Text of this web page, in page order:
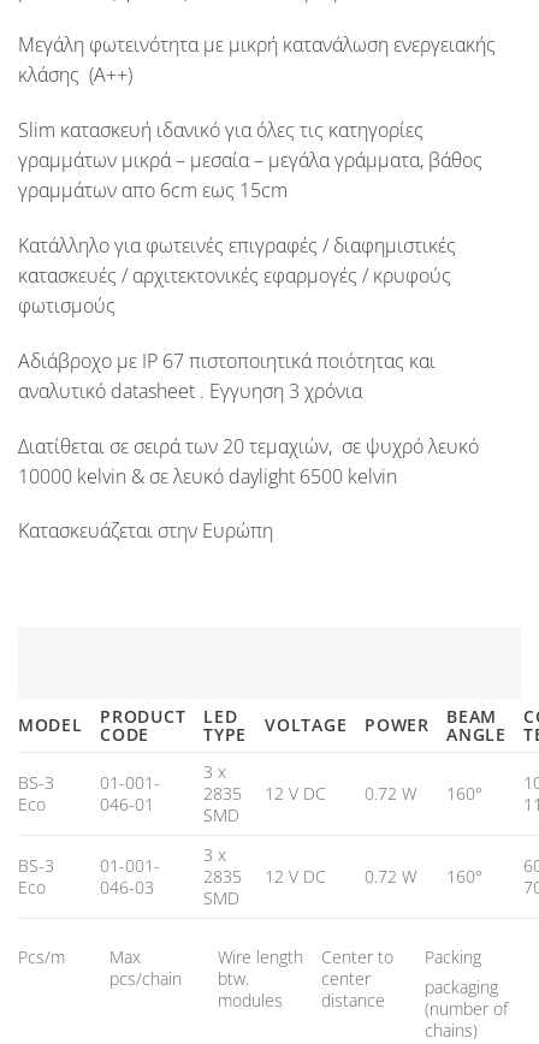
Μεγάλη φωτεινότητα με μικρή κατανάλωση ενεργειακής
κλάσης (Α++)
Slim κατασκευή ιδανικό για όλες τις κατηγορίες
γραμμάτων μικρά – μεσαία – μεγάλα γράμματα, βάθος
γραμμάτων απο 6cm εως 15cm
Κατάλληλο για φωτεινές επιγραφές / διαφημιστικές
κατασκευές / αρχιτεκτονικές εφαρμογές / κρυφούς
φωτισμούς
Αδιάβροχο με IP 67πιστοποιητικά ποιότητας και
αναλυτικό datasheet . Εγγυηση 3 χρόνια
Διατίθεται σε σειρά των 20 τεμαχιών, σε ψυχρό λευκό
10000 kelvin & σε λευκό daylight 6500 kelvin
Κατασκευάζεται στην Ευρώπη
MODEL PRODUCT
CODE
LED
TYPE VOLTAGE POWER BEAM
ANGLE
BS-3
Eco
01-001-
046-01
3 x
2835
SMD
12 V DC 0.72 W 160°
BS-3
Eco
01-001-
046-03
3 x
2835
SMD
12 V DC 0.72 W 160°
Pcs/m
Max
pcs/chain
Wire length
btw.
modules
Center to
center
distance
Packing
packaging
(number of
chains)